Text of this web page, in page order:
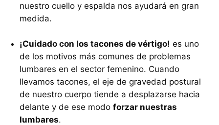
nuestro cuello y espalda nos ayudará en gran
medida.
¡Cuidado con los tacones de vértigo! es uno
de los motivos más comunes de problemas
lumbares en el sector femenino. Cuando
llevamos tacones, el eje de gravedad postural
de nuestro cuerpo tiende a desplazarse hacia
delante y de ese modo forzar nuestras
lumbares.